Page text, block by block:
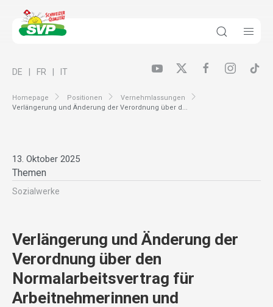
Homepage Positionen
Vernehmlassungen
Verlängerung und Änderung der Verordnung über d...
DE FR IT
13. Oktober 2025
Themen
Sozialwerke
Verlängerung und Änderung der
Verordnung über den
Normalarbeitsvertrag für
Arbeitnehmerinnen und